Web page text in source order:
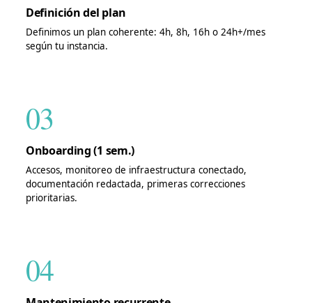
Definición del plan
Definimos un plan coherente: 4h, 8h, 16h o 24h+/mes
según tu instancia.
03
Onboarding (1 sem.)
Accesos, monitoreo de infraestructura conectado,
documentación redactada, primeras correcciones
prioritarias.
04